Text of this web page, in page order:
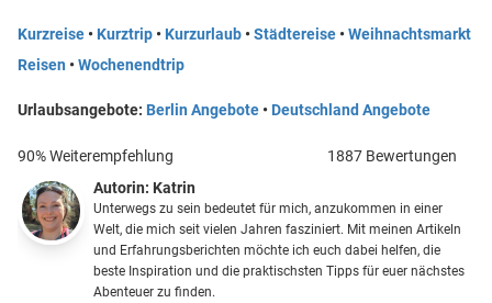
Kurzreise • Kurztrip • Kurzurlaub •Städtereise •Weihnachtsmarkt
Reisen •Wochenendtrip
Urlaubsangebote: Berlin Angebote • Deutschland Angebote
90% Weiterempfehlung
1887 Bewertungen
Autorin: Katrin
Unterwegs zu sein bedeutet für mich, anzukommen in einer
Welt, die mich seit vielen Jahren fasziniert. Mit meinen Artikeln
und Erfahrungsberichten möchte ich euch dabei helfen, die
beste Inspiration und die praktischsten Tipps für euer nächstes
Abenteuer zu finden.